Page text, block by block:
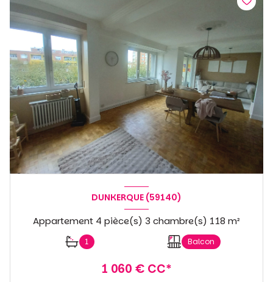
DUNKERQUE (59140)
Appartement 4 pièce(s) 3 chambre(s) 118 m²
1 Balcon
1 060 € CC*